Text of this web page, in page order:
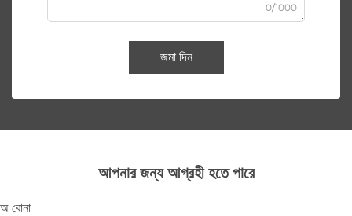
0/1000
জমা দিন
আপনার জন্য আগ্রহী হতে পারে
অ বোনা